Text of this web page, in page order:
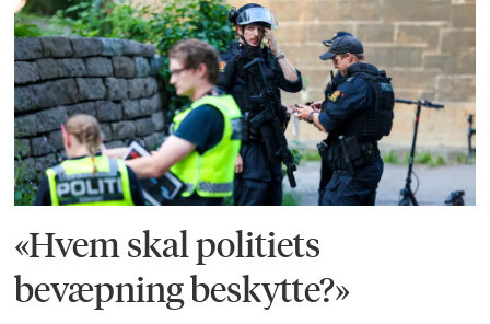
«Hvem skal politiets
bevæpning beskytte?»